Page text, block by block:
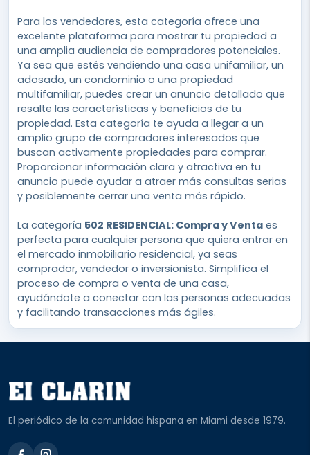
Para los vendedores, esta categoría ofrece una
excelente plataforma para mostrar tu propiedad a
una amplia audiencia de compradores potenciales.
Ya sea que estés vendiendo una casa unifamiliar, un
adosado, un condominio o una propiedad
multifamiliar, puedes crear un anuncio detallado que
resalte las características y beneficios de tu
propiedad. Esta categoría te ayuda a llegar a un
amplio grupo de compradores interesados que
buscan activamente propiedades para comprar.
Proporcionar información clara y atractiva en tu
anuncio puede ayudar a atraer más consultas serias
y posiblemente cerrar una venta más rápido.
La categoría 502 RESIDENCIAL: Compra y Venta es
perfecta para cualquier persona que quiera entrar en
el mercado inmobiliario residencial, ya seas
comprador, vendedor o inversionista. Simplifica el
proceso de compra o venta de una casa,
ayudándote a conectar con las personas adecuadas
y facilitando transacciones más ágiles.
El periódico de la comunidad hispana en Miami desde 1979.